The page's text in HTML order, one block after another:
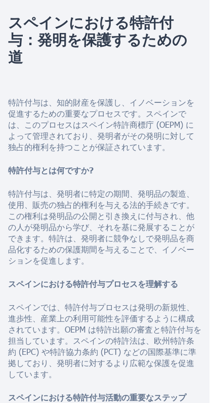
スペインにおける特許付
与：発明を保護するための
道
特許付与は、知的財産を保護し、イノベーションを
促進するための重要なプロセスです。スペインで
は、このプロセスはスペイン特許商標庁 (OEPM) に
よって管理されており、発明者がその発明に対して
独占的権利を持つことが保証されています。
特許付与とは何ですか?
特許付与は、発明者に特定の期間、発明品の製造、
使用、販売の独占的権利を与える法的手続きです。
この権利は発明品の公開と引き換えに付与され、他
の人が発明品から学び、それを基に発展することが
できます。特許は、発明者に競争なしで発明品を商
品化するための保護期間を与えることで、イノベー
ションを促進します。
スペインにおける特許付与プロセスを理解する
スペインでは、特許付与プロセスは発明の新規性、
進歩性、産業上の利用可能性を評価するように構成
されています。OEPM は特許出願の審査と特許付与を
担当しています。スペインの特許法は、欧州特許条
約 (EPC) や特許協力条約 (PCT) などの国際基準に準
拠しており、発明者に対するより広範な保護を促進
しています。
スペインにおける特許付与活動の重要なステップ